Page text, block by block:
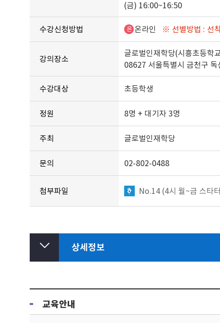
(금) 16:00~16:50
수강신청방법 온 온라인 ※ 선별방법 : 선
강의장소
글로벌인재학당(시흥초등학
08627 서울특별시 금천구
수강대상 초등학생
정원 8명 + 대기자 3명
주최 글로벌인재학당
문의 02-802-0488
첨부파일 No.14 (4시 월~금 스타
상세정보
교육안내